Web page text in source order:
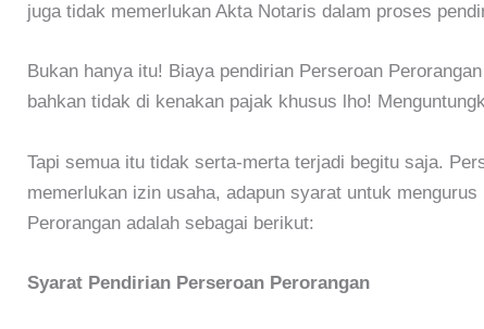
juga tidak memerlukan Akta Notaris dalam proses
Bukan hanya itu! Biaya pendirian Perseroan
bahkan tidak di kenakan pajak khusus lho!
Tapi semua itu tidak serta-merta terjadi begitu saja.
memerlukan izin usaha, adapun syarat untuk
Perorangan adalah sebagai berikut:
Syarat Pendirian Perseroan Perorangan